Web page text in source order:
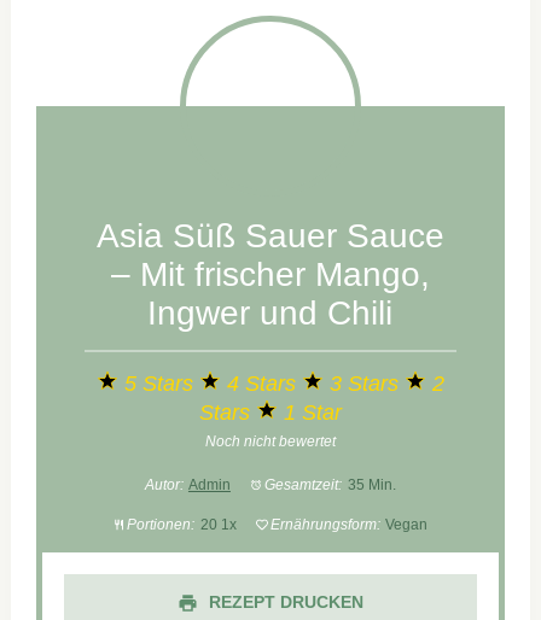
Knusperboden
Asia Süß Sauer Sauce
– Mit frischer Mango,
Ingwer und Chili
5 Stars 4 Stars 3 Stars
2
Stars
1 Star
Noch nicht bewertet
Autor: Admin Gesamtzeit: 35 Min.
Portionen: 20 1x Ernährungsform: Vegan
REZEPT DRUCKEN